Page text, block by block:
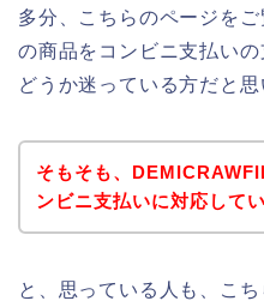
多分、こちらのページを
の商品をコンビニ支払い
どうか迷っている方だと思
そもそも、
ンビニ支払いに対応して
と、思っている人も、こ